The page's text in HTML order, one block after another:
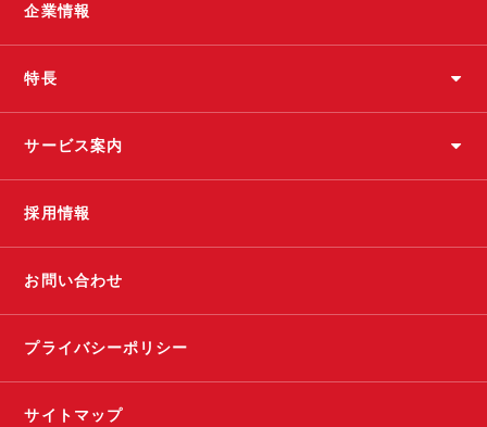
企業情報
特長
サービス案内
採用情報
お問い合わせ
プライバシーポリシー
サイトマップ